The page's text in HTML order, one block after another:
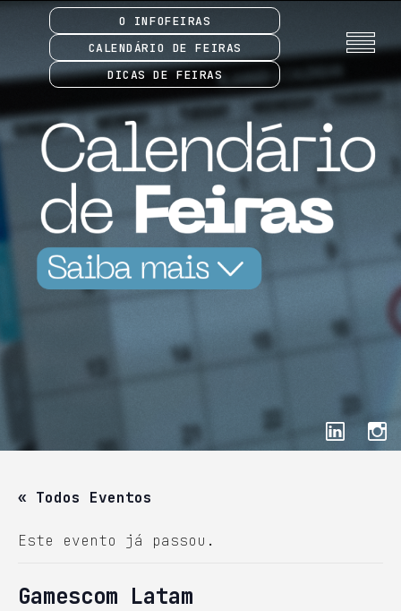
O INFOFEIRAS
CALENDÁRIO DE FEIRAS
DICAS DE FEIRAS
« Todos Eventos
Este evento já passou.
Gamescom Latam